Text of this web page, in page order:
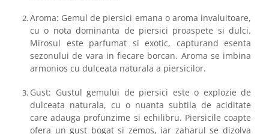
Aroma: Gemul de piersici emana o aroma invaluitoare,
cu o nota dominanta de piersici proaspete si dulci.
Mirosul este parfumat si exotic, capturand esenta
sezonului de vara in fiecare borcan. Aroma se imbina
armonios cu dulceata naturala a piersicilor.
Gust: Gustul gemului de piersici este o explozie de
dulceata naturala, cu o nuanta subtila de aciditate
care adauga profunzime si echilibru. Piersicile coapte
ofera un gust bogat si zemos, iar zaharul se dizolva